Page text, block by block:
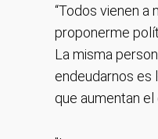
“Todos vienen a
proponerme
La misma
endeudarnos es
que aumentan